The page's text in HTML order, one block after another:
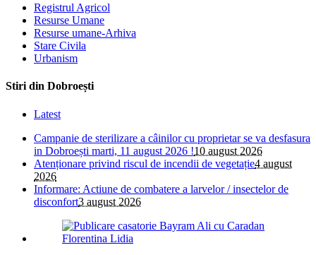
Registrul Agricol
Resurse Umane
Resurse umane-Arhiva
Stare Civila
Urbanism
Stiri din Dobroești
Latest
Campanie de sterilizare a câinilor cu proprietar se va desfasura
in Dobroești marti, 11 august 2026 !10 august 2026
Atenționare privind riscul de incendii de vegetație4 august
2026
Informare: Actiune de combatere a larvelor / insectelor de
disconfort3 august 2026